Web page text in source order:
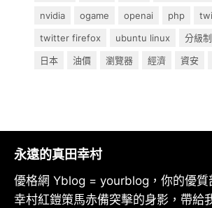
nvidia
ogame openai php
twitter firefox
ubuntu linux 分級
日本
油價 瀏覽器 經濟 資安
永遠的真田幸村
優格網 Yblog = yourblog，你的優質
幸村紅鎧策馬赤備突擊的身影，帶給